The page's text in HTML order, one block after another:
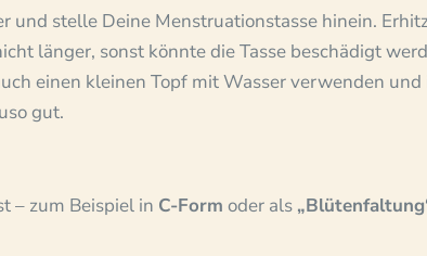
und stelle Deine Menstruationstasse hinein.
länger, sonst könnte die Tasse beschädigt
einen kleinen Topf mit Wasser verwenden
gut.
– zum Beispiel in C-Form oder als